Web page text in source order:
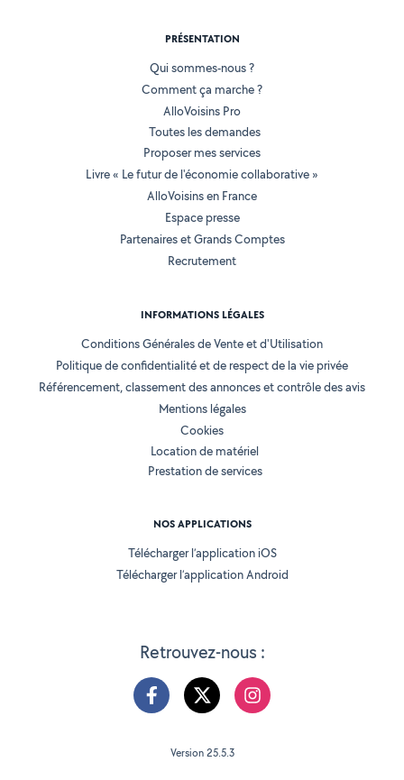
Retrouvez-nous :
PRÉSENTATION
Qui sommes-nous ?
Comment ça marche ?
AlloVoisins Pro
Toutes les demandes
Proposer mes services
Livre « Le futur de l'économie collaborative »
AlloVoisins en France
Espace presse
Partenaires et Grands Comptes
Recrutement
INFORMATIONS LÉGALES
Conditions Générales de Vente et d'Utilisation
Politique de confidentialité et de respect de la vie privée
Référencement, classement des annonces et contrôle des avis
Mentions légales
Cookies
Location de matériel
Prestation de services
NOS APPLICATIONS
Télécharger l’application iOS
Télécharger l’application Android
Version 25.5.3